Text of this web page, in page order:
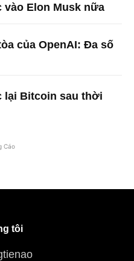
vào Elon Musk nữa
của OpenAI: Đa số
lại Bitcoin sau thời
Cáo
tôi